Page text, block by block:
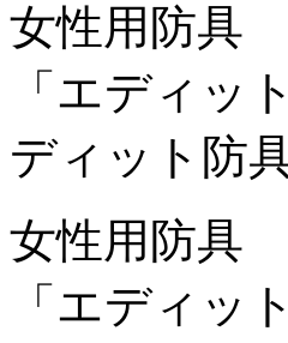
女性用防具
「エディッ
ディット防
女性用防具
「エディッ